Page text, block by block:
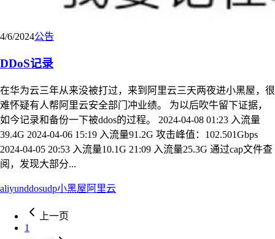
4/6/2024公告
DDoS记录
在华为云三年从来没被打过，来到阿里云三天两夜进小黑屋，很
难怀疑有人帮阿里云安全部门冲业绩。 为以后吹牛留下证据，
如今记录和备份一下被ddos的过程。 2024-04-08 01:23 入流量
39.4G 2024-04-06 15:19 入流量91.2G 攻击峰值：102.501Gbps
2024-04-05 20:53 入流量10.1G 21:09 入流量25.3G 通过cap文件查
阅，发现大部分...
aliyunddosudp小黑屋 阿里云
上一页
1